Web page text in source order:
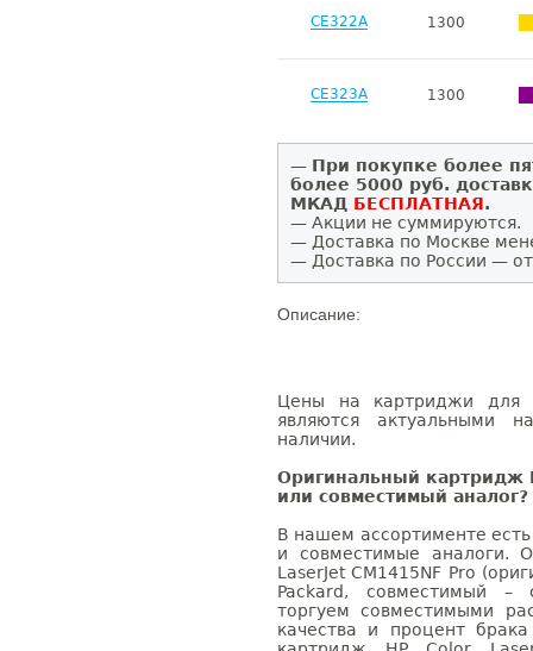
CE322A 1300
CE323A 1300
— При покупке более
более 5000 руб.
МКАД БЕСПЛАТНАЯ.
— Акции не суммируются.
— Доставка по Москве
— Доставка по России —
Описание:
Цены на картриджи для
являются актуальными
наличии.
Оригинальный картридж
или совместимый аналог?
В нашем ассортименте
и совместимые аналоги.
LaserJet CM1415NF Pro
Packard, совместимый –
торгуем совместимыми
качества и процент